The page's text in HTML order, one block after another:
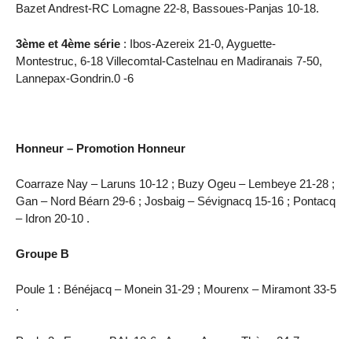
Bazet Andrest-RC Lomagne 22-8, Bassoues-Panjas 10-18.
3ème et 4ème série : Ibos-Azereix 21-0, Ayguette-
Montestruc, 6-18 Villecomtal-Castelnau en Madiranais 7-50,
Lannepax-Gondrin.0 -6
Honneur – Promotion Honneur
Coarraze Nay – Laruns 10-12 ; Buzy Ogeu – Lembeye 21-28 ;
Gan – Nord Béarn 29-6 ; Josbaig – Sévignacq 15-16 ; Pontacq
– Idron 20-10 .
Groupe B
Poule 1 : Bénéjacq – Monein 31-29 ; Mourenx – Miramont 33-5
.